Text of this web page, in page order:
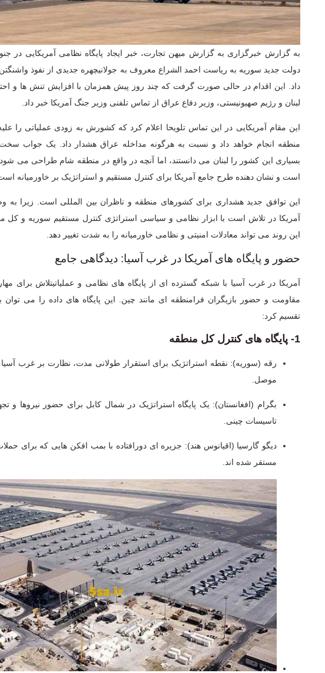
به گزارش خبرگزاری به گزارش میهن تجارت، خبر ایجاد پایگاه نظامی آمریکایی در
دولت جدید سوریه به ریاست احمد الشراع معروف به جولانیچهره جدیدی از نفوذ
داد. این اقدام در حالی صورت گرفت که چند روز پیش همزمان با افزایش تنش ها و
لبنان و رژیم صهیونیستی، وزیر دفاع عراق از تماس تلفنی وزیر جنگ آمریکا خبر داد.
این مقام آمریکایی در این تماس تلویحا اعلام کرد که کشورش به زودی عملیاتی را
منطقه انجام خواهد داد و نسبت به هرگونه مداخله عراق هشدار داد.
یک جواب سخت
بسیاری این کشور را لبنان می دانستند، اما آنچه در واقع در منطقه شام ​​طراحی می
است و نشان دهنده طرح جامع آمریکا برای کنترل مستقیم و استراتژیک بر خاورمیانه
این توافق جدید هشداری برای کشورهای منطقه و ناظران بین المللی است. زیرا
آمریکا در تلاش است با ابزار نظامی و سیاسی استراتژی کنترل مستقیم سوریه و کل
این روند می تواند معادلات امنیتی و نظامی خاورمیانه را به شدت تغییر دهد.
حضور و پایگاه های آمریکا در غرب آسیا: دیدگاهی جامع
آمریکا در غرب آسیا با شبکه گسترده ای از پایگاه های نظامی و عملیاتیتلاش برای
مقاومت و حضور بازیگران فرامنطقه ای مانند چین. این پایگاه های داده را می
تقسیم کرد:
1- پایگاه های کنترل کل منطقه
رقه (سوریه): نقطه استراتژیک برای استقرار طولانی مدت، نظارت بر غرب آسیا
موصل.
بگرام (افغانستان): یک پایگاه استراتژیک در شمال کابل برای حضور نیروها و
تاسیسات چینی.
دیگو گارسیا (اقیانوس هند): جزیره ای دورافتاده با بمب افکن هایی که برای
مستقر شده اند.